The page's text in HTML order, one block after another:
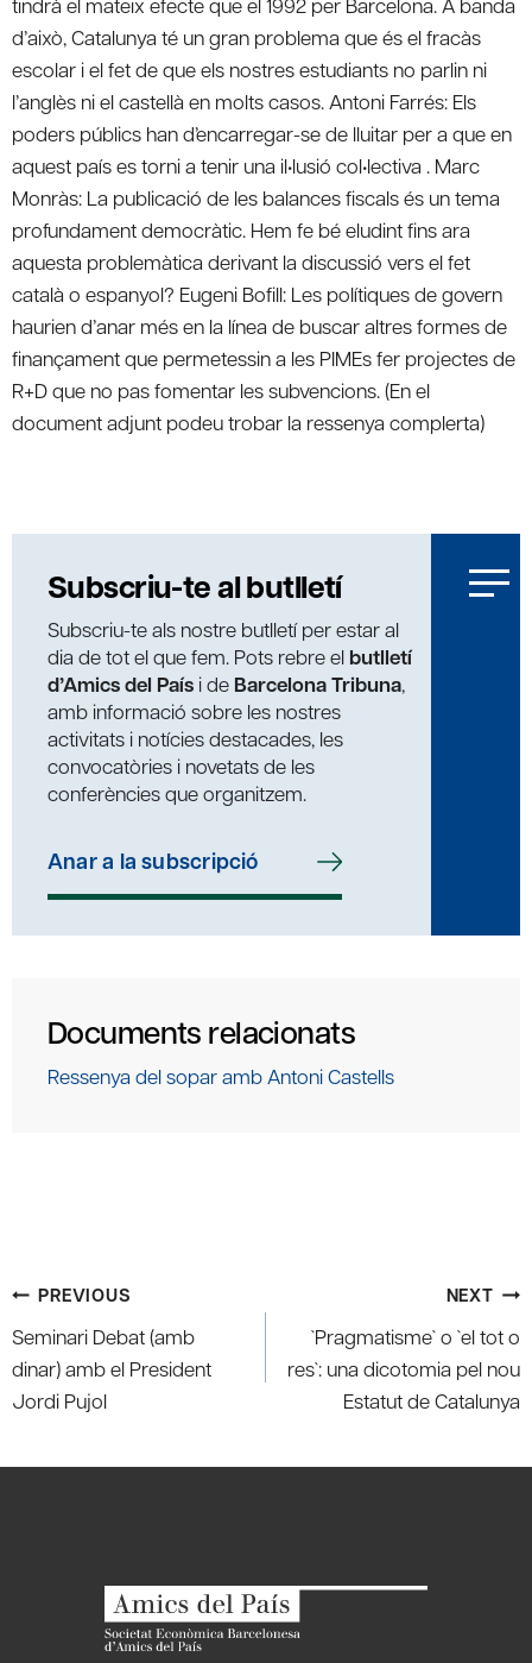
d’això, Catalunya té un gran problema que és el fracàs
escolar i el fet de que els nostres estudiants no parlin ni
l’anglès ni el castellà en molts casos. Antoni Farrés: Els
poders públics han d’encarregar-se de lluitar per a que en
aquest país es torni a tenir una il•lusió col•lectiva . Marc
Monràs: La publicació de les balances fiscals és un tema
profundament democràtic. Hem fe bé eludint fins ara
aquesta problemàtica derivant la discussió vers el fet
català o espanyol? Eugeni Bofill: Les polítiques de govern
haurien d’anar més en la línea de buscar altres formes de
finançament que permetessin a les PIMEs fer projectes de
R+D que no pas fomentar les subvencions. (En el
document adjunt podeu trobar la ressenya complerta)
Subscriu-te al butlletí
Subscriu-te als nostre butlletí per estar al
dia de tot el que fem. Pots rebre el butlletí
d’Amics del País i de Barcelona Tribuna,
amb informació sobre les nostres
activitats i notícies destacades, les
convocatòries i novetats de les
conferències que organitzem.
Anar a la subscripció
Documents relacionats
Ressenya del sopar amb Antoni Castells
Post
navigation
PREVIOUS
Seminari Debat (amb
dinar) amb el President
Jordi Pujol
NEXT
`Pragmatisme` o `el tot o
res`: una dicotomia pel nou
Estatut de Catalunya